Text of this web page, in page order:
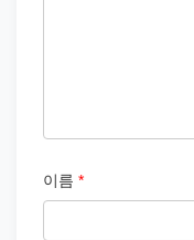
이름 *